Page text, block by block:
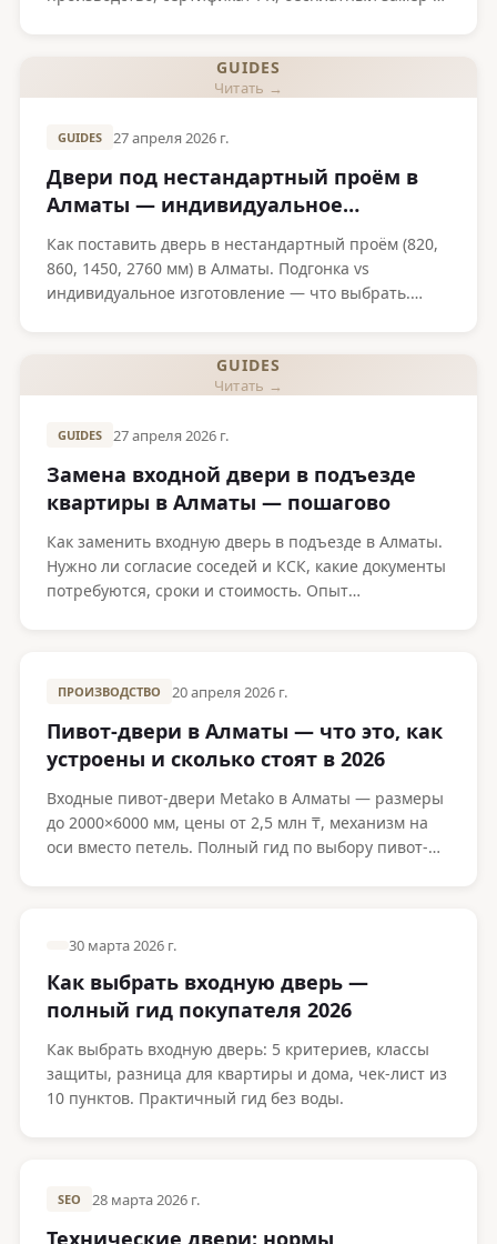
GUIDES
Читать →
GUIDES 27 апреля 2026 г.
Двери под нестандартный проём в
Алматы — индивидуальное
изготовление Metako
Как поставить дверь в нестандартный проём (820,
860, 1450, 2760 мм) в Алматы. Подгонка vs
индивидуальное изготовление — что выбрать.
GUIDES
Читать →
GUIDES 27 апреля 2026 г.
Замена входной двери в подъезде
квартиры в Алматы — пошагово
Как заменить входную дверь в подъезде в Алматы.
Нужно ли согласие соседей и КСК, какие документы
потребуются, сроки и стоимость. Опыт
ПРОИЗВОДСТВО 20 апреля 2026 г.
Пивот-двери в Алматы — что это, как
устроены и сколько стоят в 2026
Входные пивот-двери Metako в Алматы — размеры
до 2000×6000 мм, цены от 2,5 млн ₸, механизм на
оси вместо петель. Полный гид по выбору пивот-
30 марта 2026 г.
Как выбрать входную дверь —
полный гид покупателя 2026
Как выбрать входную дверь: 5 критериев, классы
защиты, разница для квартиры и дома, чек-лист из
10 пунктов. Практичный гид без воды.
SEO 28 марта 2026 г.
Технические двери: нормы